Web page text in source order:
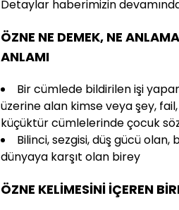
Detaylar haberimizin
ÖZNE NE DEMEK, NE
ANLAMI
Bir cümlede bildirilen işi
üzerine alan kimse veya şey,
küçüktür cümlelerinde çocuk
Bilinci, sezgisi, düş gücü olan,
dünyaya karşıt olan birey
ÖZNE KELİMESİNİ İÇEREN